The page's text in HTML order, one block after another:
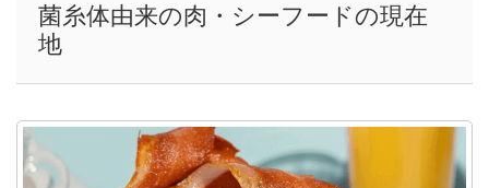
菌糸体由来の肉・シーフードの現在
地